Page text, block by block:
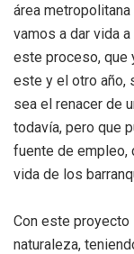
área
vamos a dar vida
este proceso, que
este y el otro año,
sea el renacer de
todavía, pero que
fuente de empleo,
vida de los
Con este proyecto
naturaleza,